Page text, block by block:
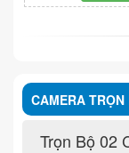
CAMERA TRỌN
Trọn Bộ 02